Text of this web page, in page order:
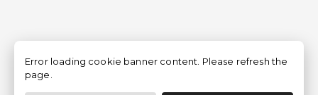
Filtrer
Error loading cookie banner content. Please refresh the
page.